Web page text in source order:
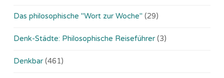
Das philosophische "Wort zur Woche" (29)
Denk-Städte: Philosophische Reiseführer (3)
Denkbar (461)